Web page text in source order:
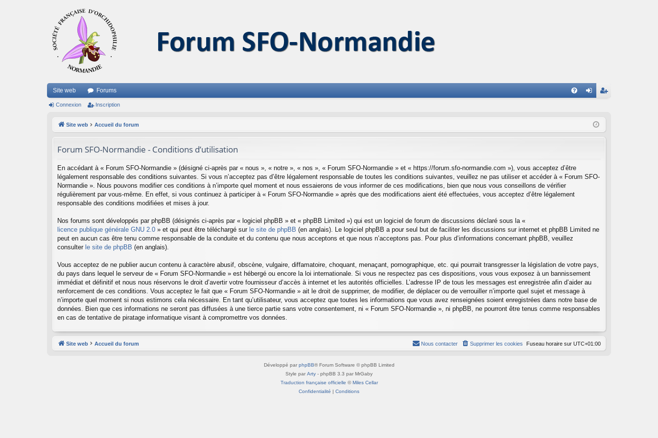
Site web Forums
cri
Connexion Inscription
Site web Accueil du forum
Forum SFO-Normandie - Conditions d’utilisation
En accédant à « Forum SFO-Normandie » (désigné ci-après par « nous », « notre », « nos », « Forum SFO-Normandie » et « https://forum.sfo-normandie.com »), vous acceptez d’être
légalement responsable des conditions suivantes. Si vous n’acceptez pas d’être légalement responsable de toutes les conditions suivantes, veuillez ne pas utiliser et accéder à « Forum SFO-
Normandie ». Nous pouvons modifier ces conditions à n’importe quel moment et nous essaierons de vous informer de ces modifications, bien que nous vous conseillons de vérifier
régulièrement par vous-même. En effet, si vous continuez à participer à « Forum SFO-Normandie » après que des modifications aient été effectuées, vous acceptez d’être légalement
responsable des conditions modifiées et mises à jour.
Nos forums sont développés par phpBB (désignés ci-après par « logiciel phpBB » et « phpBB Limited ») qui est un logiciel de forum de discussions déclaré sous la «
licence publique générale GNU 2.0 » et qui peut être téléchargé sur le site de phpBB (en anglais). Le logiciel phpBB a pour seul but de faciliter les discussions sur internet et phpBB Limited ne
peut en aucun cas être tenu comme responsable de la conduite et du contenu que nous acceptons et que nous n’acceptons pas. Pour plus d’informations concernant phpBB, veuillez
consulter le site de phpBB (en anglais).
Vous acceptez de ne publier aucun contenu à caractère abusif, obscène, vulgaire, diffamatoire, choquant, menaçant, pornographique, etc. qui pourrait transgresser la législation de votre pays,
du pays dans lequel le serveur de « Forum SFO-Normandie » est hébergé ou encore la loi internationale. Si vous ne respectez pas ces dispositions, vous vous exposez à un bannissement
immédiat et définitif et nous nous réservons le droit d’avertir votre fournisseur d’accès à internet et les autorités officielles. L’adresse IP de tous les messages est enregistrée afin d’aider au
renforcement de ces conditions. Vous acceptez le fait que « Forum SFO-Normandie » ait le droit de supprimer, de modifier, de déplacer ou de verrouiller n’importe quel sujet et message à
n’importe quel moment si nous estimons cela nécessaire. En tant qu’utilisateur, vous acceptez que toutes les informations que vous avez renseignées soient enregistrées dans notre base de
données. Bien que ces informations ne seront pas diffusées à une tierce partie sans votre consentement, ni « Forum SFO-Normandie », ni phpBB, ne pourront être tenus comme responsables
en cas de tentative de piratage informatique visant à compromettre vos données.
Site web Accueil du forum Fuseau horaire sur UTC+01:00
Supprimer les cookies
Nous contacter
Développé par phpBB® Forum Software © phpBB Limited
Style par Arty - phpBB 3.3 par MrGaby
Traduction française officielle ©Miles Cellar
Confidentialité | Conditions